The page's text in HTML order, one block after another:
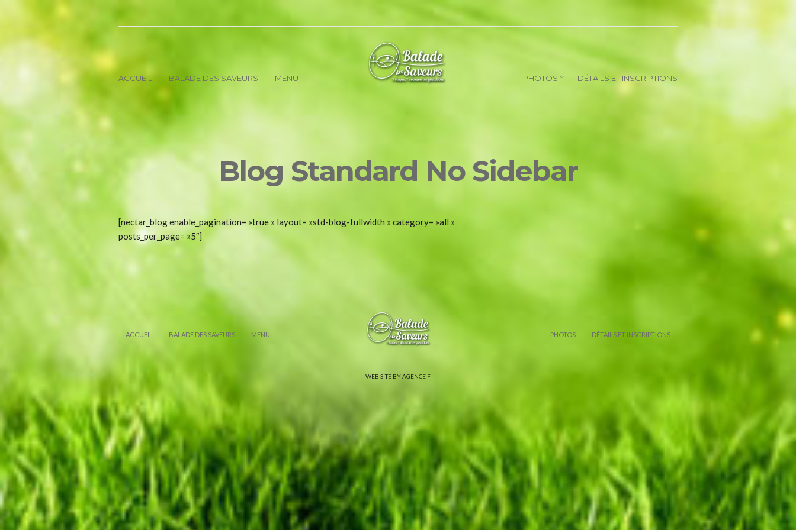
ACCUEIL BALADE DES SAVEURS MENU PHOTOS DÉTAILS ET INSCRIPTIONS
Blog Standard No Sidebar
[nectar_blog enable_pagination= »true » layout= »std-blog-fullwidth » category= »all »
posts_per_page= »5″]
ACCUEIL BALADE DES SAVEURS MENU PHOTOS DÉTAILS ET INSCRIPTIONS
WEB SITE BY AGENCE F